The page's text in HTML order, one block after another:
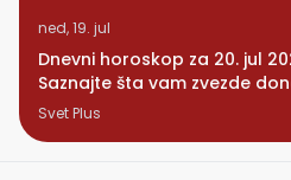
ned, 19. jul
Dnevni horoskop za 20. jul
Saznajte šta vam zvezde
ponedeljka
Svet Plus